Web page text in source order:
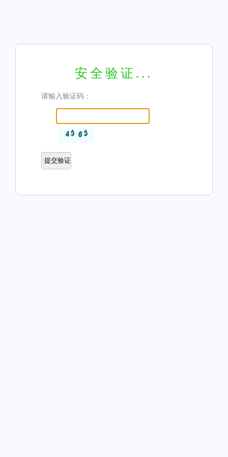
安全验证...
请输入验证码：